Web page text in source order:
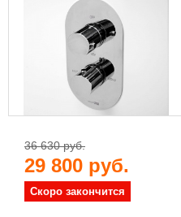
36 630 руб.
29 800 руб.
Скоро закончится